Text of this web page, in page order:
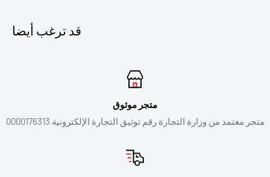
قد ترغب أيضا
متجر موثوق
متجر معتمد من وزارة التجارة رقم توثيق التجارة الإلكترونية 0000176313